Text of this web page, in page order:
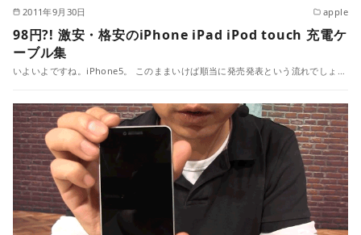
2011年9月30日 apple
98円?! 激安・格安のiPhone iPad iPod touch 充電ケ
ーブル集
いよいよですね。iPhone5。 このままいけば順当に発売発表という流れでしょ…